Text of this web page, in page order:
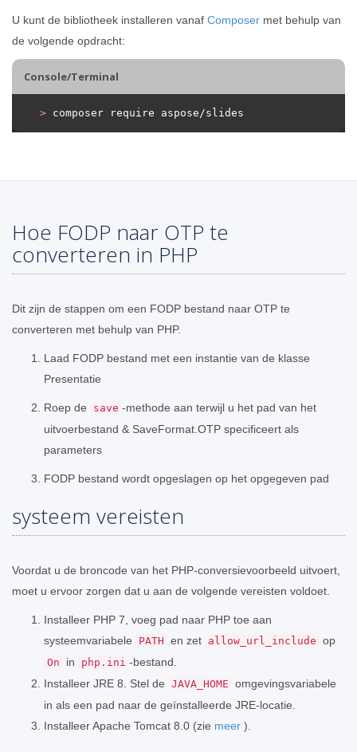
U kunt de bibliotheek installeren vanaf Composer met behulp van
de volgende opdracht:
Console/Terminal
> composer require aspose/slides
Hoe FODP naar OTP te
converteren in PHP
Dit zijn de stappen om een ​​FODP bestand naar OTP te
converteren met behulp van PHP.
Laad FODP bestand met een instantie van de klasse
Presentatie
Roep de save -methode aan terwijl u het pad van het
uitvoerbestand & SaveFormat.OTP specificeert als
parameters
FODP bestand wordt opgeslagen op het opgegeven pad
systeem vereisten
Voordat u de broncode van het PHP-conversievoorbeeld uitvoert,
moet u ervoor zorgen dat u aan de volgende vereisten voldoet.
Installeer PHP 7, voeg pad naar PHP toe aan
systeemvariabele
PATH en zet allow_url_include op
On in php.ini -bestand.
Installeer JRE 8. Stel de JAVA_HOME omgevingsvariabele
in als een pad naar de geïnstalleerde JRE-locatie.
Installeer Apache Tomcat 8.0 (zie meer ).